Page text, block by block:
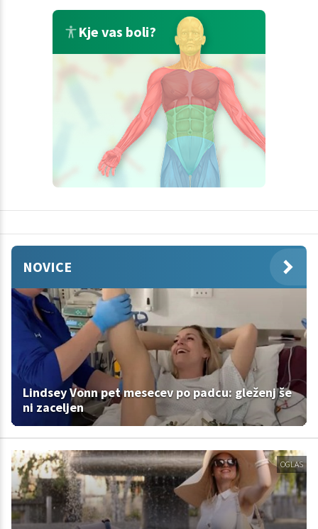
Kje vas boli?
NOVICE
Lindsey Vonn pet mesecev po padcu: gleženj še
ni zaceljen
OGLAS